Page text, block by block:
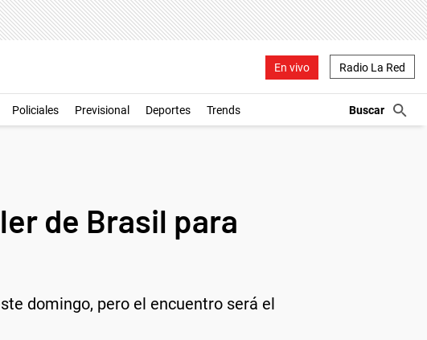
En vivo Radio La Red
Policiales Previsional Deportes Trends
de Brasil para
domingo, pero el encuentro será el